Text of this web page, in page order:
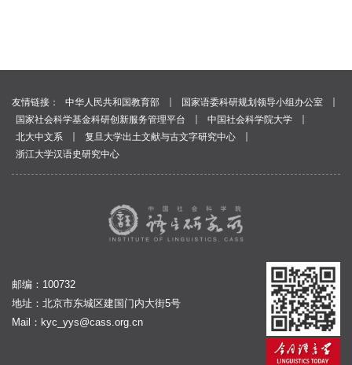
友情链接： 中华人民共和国教育部 国家语委科研规划领导小组办公室
国家社会科学基金科研创新服务管理平台
中国社会科学院大学
北大中文系
复旦大学出土文献与古文字研究中心
浙江大学汉语史研究中心
邮编：100732
地址：北京市东城区建国门内大街5号
Mail： kyc_yys@cass.org.cn